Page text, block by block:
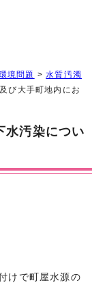
境問題 >水質汚濁
び大手町地内にお
水汚染につい
けで町屋水源の